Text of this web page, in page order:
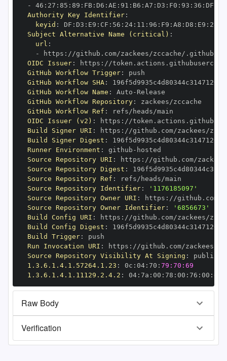
-
46 : 27 : 85 : 89 : FB: D6 : AE : 91 : B6 : A7 : D3 : F0 : 93 : 36 : DF
Authority Key Identifier:
keyid : DF : D3 : E9 : CF : 56 : 24: 11 : 96 : F9 : A8 : D8 : E9 : 28
Subject Alternative Name (critical) :
url :
-
https : //github.com/zackees/zccache/.github/
OIDC Issuer: https :
GitHub Workflow Trigger:
GitHub Workflow SHA:
GitHub Workflow Name : Auto -
GitHub Workflow Repository:
GitHub Workflow Ref :
OIDC Issuer (v2) : https :
Build Signer URI : https : //github.com/zackees/
Build Signer Digest :
Runner Environment : github -
Source Repository URI : https :
Source Repository Digest :
Source Repository Ref :
Source Repository Identifier:
'1176185097'
Source Repository Owner URI : https :
Source Repository Owner Identifier:
'6856673'
Build Config URI : https : //github.com/zackees/
Build Config Digest :
Build Trigger:
Run Invocation URI : https :
Source Repository Visibility At Signing :
1.3.6.1.4.1.57264.1.23 : 0c : 04: 70 : 79:70:69
1.3.6.1.4.1.11129.2.4.2 : 04: 7a : 00 : 78 : 00 : 76 : 00 : dd
Raw Body
Verification